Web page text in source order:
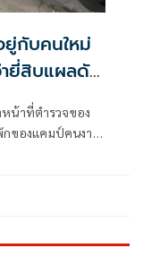
ยู่กับคนใหม่
ยี่สิบแผลดับ
หน้าที่ตำรวจของ
กของแคมป์คนงาน